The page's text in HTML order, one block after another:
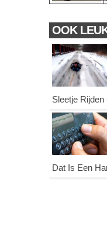
OOK
Sleetje
Dat Is Een